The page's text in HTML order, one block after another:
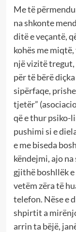
Me të
na shkonte
ditë e veçantë,
kohës me
një vizitë tregut,
për të bërë
sipërfaqe,
tjetër”
që e thur psiko-
pushimi si e
e me biseda
këndejmi, ajo
gjithë boshllëk
vetëm zëra të
telefon. Nëse e
shpirtit a
arrin ta bëjë,